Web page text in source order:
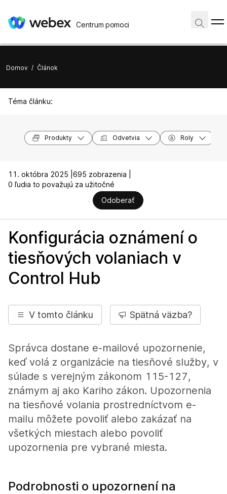
Centrum pomoci
Domov / Článok
Téma článku:
Produkty Odvetvia Roly
11. októbra 2025 | 695 zobrazenia |
0 ľudia to považujú za užitočné
Odoberať
Konfigurácia oznámení o
tiesňových volaniach v
Control Hub
V tomto článku Spätná väzba?
Správca dostane e-mailové upozornenie,
keď volá z organizácie na tiesňové služby, v
súlade s verejným zákonom 115-127,
známym aj ako Kariho zákon. Upozornenia
na tiesňové volania prostredníctvom e-
mailu môžete povoliť alebo zakázať na
všetkých miestach alebo povoliť
upozornenia pre vybrané miesta.
Podrobnosti o upozornení na